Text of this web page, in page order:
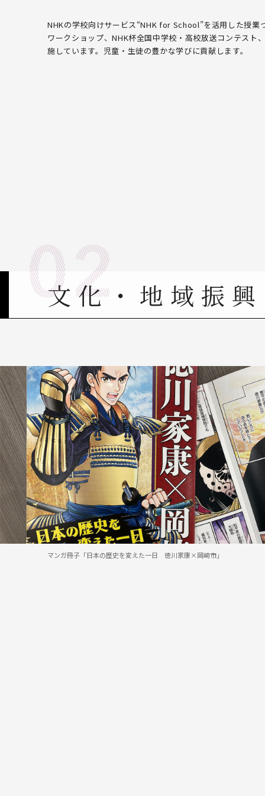
NHKの学校向けサービス“NHK for School”を活用した授業
ワークショップ、NHK杯全国中学校・高校放送コンテスト
施しています。児童・生徒の豊かな学びに貢献します。
文化・地域振興
マンガ冊子「日本の歴史を変えた一日 徳川家康×岡崎市」